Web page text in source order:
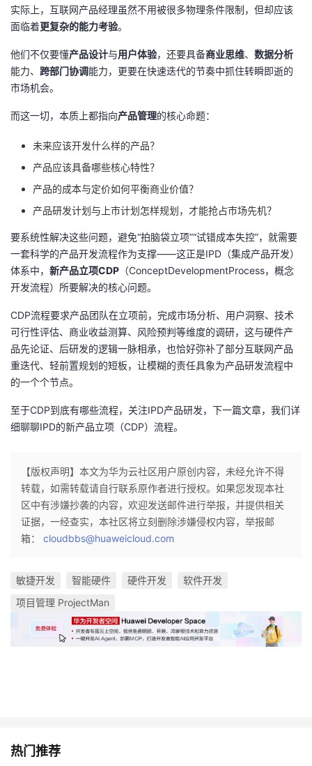
堂
我
程
认
的
验
我
收
藏
我
的
支
我
声
议
实际上，互联网产品经理虽然不用被很多物理条件限制，但却应该
面临着更复杂的能力考验。
他们不仅要懂产品设计与用户体验，还要具备商业思维、 数据分析
能力、 跨部门协调能力，更要在快速迭代的节奏中抓住转瞬即逝的
市场机会。
而这一切，本质上都指向产品管理的核心命题：
未来应该开发什么样的产品？
产品应该具备哪些核心特性？
产品的成本与定价如何平衡商业价值？
产品研发计划与上市计划怎样规划，才能抢占市场先机？
要系统性解决这些问题，避免“拍脑袋立项”“试错成本失控”，就需要
一套科学的产品开发流程作为支撑——这正是IPD（集成产品开发）
体系中， 新产品立项CDP （ConceptDevelopmentProcess，概念
开发流程）所要解决的核心问题。
CDP流程要求产品团队在立项前，完成市场分析、用户洞察、技术
可行性评估、商业收益测算、风险预判等维度的调研，这与硬件产
品先论证、后研发的逻辑一脉相承，也恰好弥补了部分互联网产品
重迭代、轻前置规划的短板，让模糊的责任具象为产品研发流程中
的一个个节点。
至于CDP到底有哪些流程，关注IPD产品研发，下一篇文章，我们详
细聊聊IPD的新产品立项（CDP）流程。
【版权声明】本文为华为云社区用户原创内容，未经允许不得
转载，如需转载请自行联系原作者进行授权。如果您发现本社
区中有涉嫌抄袭的内容，欢迎发送邮件进行举报，并提供相关
证据，一经查实，本社区将立刻删除涉嫌侵权内容，举报邮
箱： cloudbbs@huaweicloud.com
敏捷开发 智能硬件 硬件开发
软件开发
项目管理 ProjectMan
热门推荐